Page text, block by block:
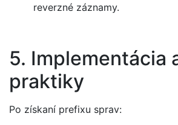
reverzné záznamy.
5. Implementácia
praktiky
Po získaní prefixu sprav: